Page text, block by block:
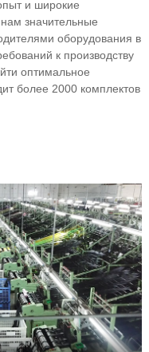
и широкие
значительные
оборудования в
к производству
оптимальное
более 2000 комплектов